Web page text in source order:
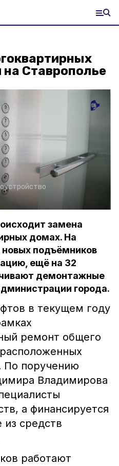
Ставрополье
замена
домах. На
подъёмников
ещё на 32
демонтажные
города.
в текущем году
ремонт общего
По поручению
Владимирова
а финансируется
средств
работают